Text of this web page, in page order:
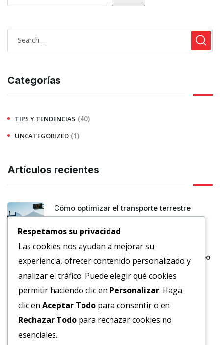
Categorías
TIPS Y TENDENCIAS (40)
UNCATEGORIZED (1)
Artículos recientes
Cómo optimizar el transporte terrestre
empresarial
JUNIO 15, 2026
Ventajas competitivas del Transporte Aéreo
JUNIO 15, 2026
Almacenaje estratégico para una mejor
distribución
JUNIO 10, 2026
Respetamos su privacidad
Las cookies nos ayudan a mejorar su
experiencia, ofrecer contenido personalizado y
analizar el tráfico. Puede elegir qué cookies
permitir haciendo clic en Personalizar. Haga
clic en Aceptar Todo para consentir o en
Rechazar Todo para rechazar cookies no
esenciales.